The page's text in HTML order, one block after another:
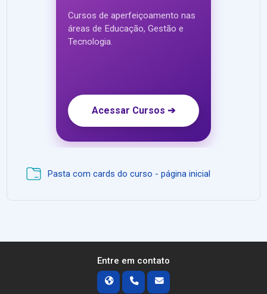
Cursos de aperfeiçoamento nas
áreas de Educação, Gestão e
Tecnologia.
Acessar Cursos ➔
Pasta com cards do curso - página inicial
Entre em contato